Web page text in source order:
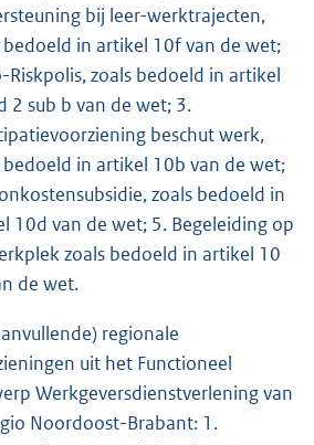
bij leer-werktrajecten,
bedoeld in artikel 10f van de wet;
Riskpolis, zoals bedoeld in artikel
2 sub b van de wet; 3.
beschut werk,
bedoeld in artikel 10b van de wet;
zoals bedoeld in
10d van de wet; 5. Begeleiding op
zoals bedoeld in artikel 10
de wet.
regionale
uit het Functioneel
Werkgeversdienstverlening van
Noordoost-Brabant: 1.